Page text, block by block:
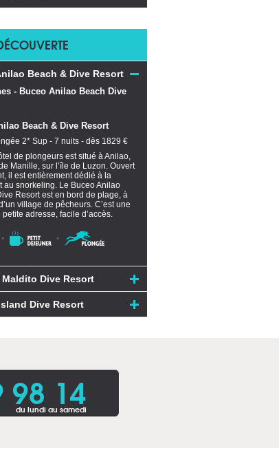
Beach & Dive Resort
Beach & Dive Resort
2* Sup - 7 nuits - dès 1829 €
de plongeurs est situé à Anilao,
Manille, sur l’île de Luzon. Ouvert
il est entièrement dédié à la
au snorkeling. Le Buceo Anilao
Resort est en bord de plage, à
village de pêcheurs. C’est une
adresse, facile d’accès.
Maldito Dive Resort
Dive Resort
98 14
du lundi au samedi